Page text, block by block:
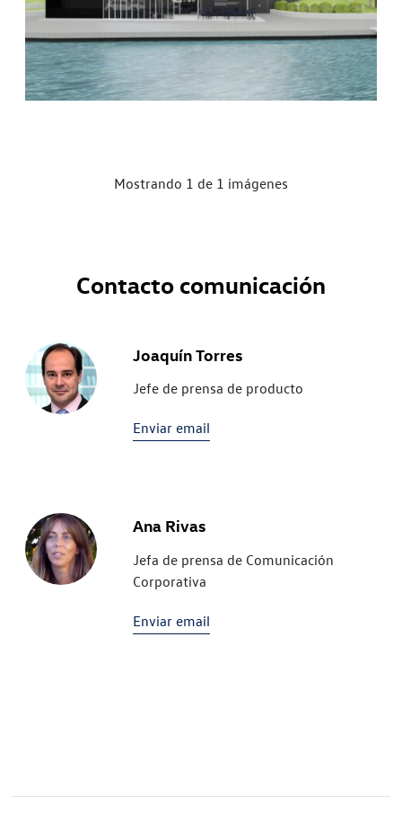
Mostrando 1 de 1 imágenes
Contacto comunicación
Joaquín Torres
Jefe de prensa de producto
Enviar email
Ana Rivas
Jefa de prensa de Comunicación
Corporativa
Enviar email